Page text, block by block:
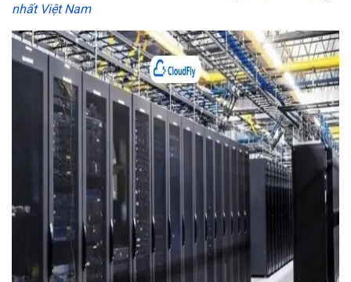
nhất Việt Nam